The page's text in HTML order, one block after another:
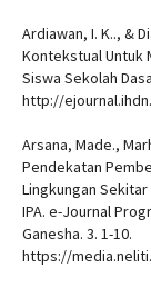
Ardiawan, I. K.., &
Kontekstual Untuk
Siswa Sekolah
http://
Arsana, Made.,
Pendekatan
Lingkungan
IPA. e-Journal
Ganesha. 3. 1-10.
https://